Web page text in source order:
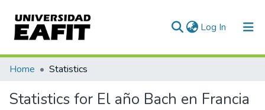
Log In (current)
Communities & Collections
All of DSpace
Home Statistics
Statistics for El año Bach en Francia